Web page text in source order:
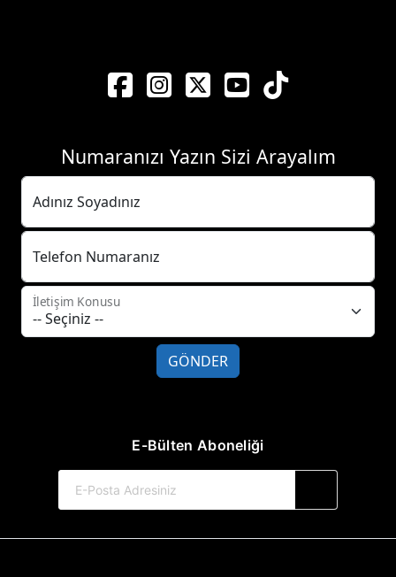
Numaranızı Yazın Sizi Arayalım
Adınız Soyadınız
Telefon Numaranız
İletişim Konusu
GÖNDER
E-Bülten Aboneliği